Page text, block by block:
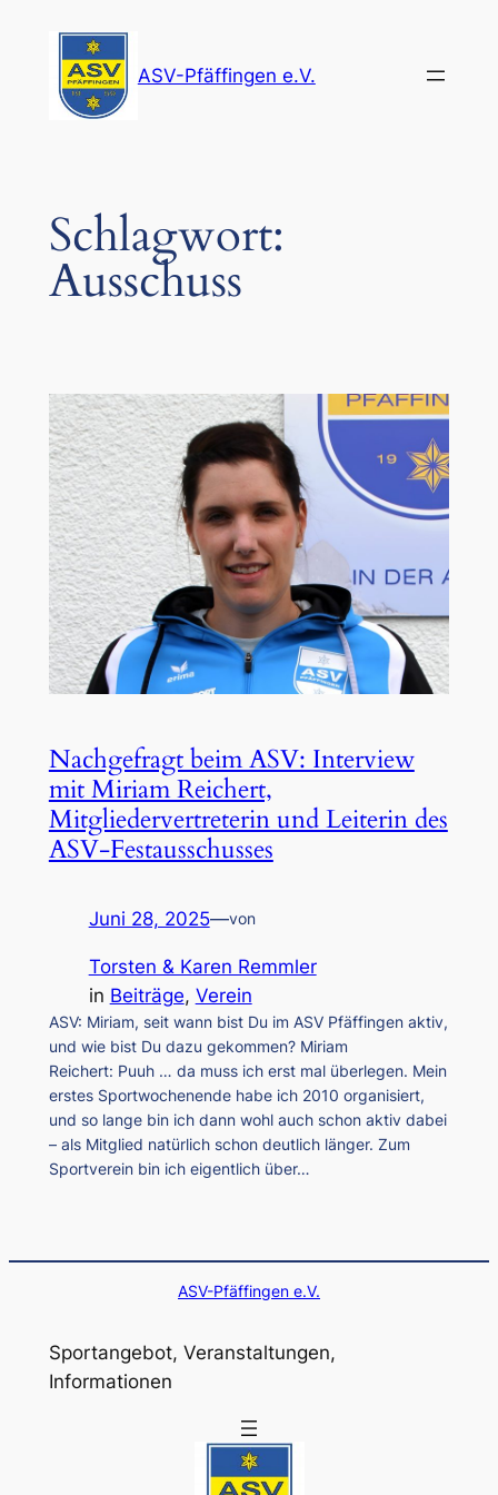
springen
ASV-Pfäffingen e.V.
Schlagwort:
Ausschuss
Nachgefragt beim ASV: Interview
mit Miriam Reichert,
Mitgliedervertreterin und Leiterin des
ASV-Festausschusses
Juni 28, 2025—von
Torsten & Karen Remmler
in Beiträge, Verein
ASV: Miriam, seit wann bist Du im ASV Pfäffingen aktiv,
und wie bist Du dazu gekommen? Miriam
Reichert: Puuh … da muss ich erst mal überlegen. Mein
erstes Sportwochenende habe ich 2010 organisiert,
und so lange bin ich dann wohl auch schon aktiv dabei
– als Mitglied natürlich schon deutlich länger. Zum
Sportverein bin ich eigentlich über…
ASV-Pfäffingen e.V.
Sportangebot, Veranstaltungen,
Informationen